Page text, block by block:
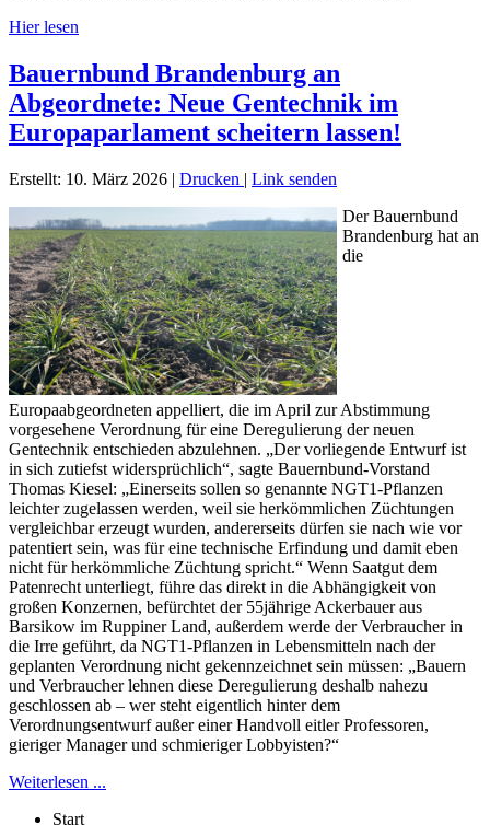
Hier lesen
Bauernbund Brandenburg an
Abgeordnete: Neue Gentechnik im
Europaparlament scheitern lassen!
Erstellt: 10. März 2026 | Drucken | Link senden
Der Bauernbund
Brandenburg hat an
die
Europaabgeordneten appelliert, die im April zur Abstimmung
vorgesehene Verordnung für eine Deregulierung der neuen
Gentechnik entschieden abzulehnen. „Der vorliegende Entwurf ist
in sich zutiefst widersprüchlich“, sagte Bauernbund-Vorstand
Thomas Kiesel: „Einerseits sollen so genannte NGT1-Pflanzen
leichter zugelassen werden, weil sie herkömmlichen Züchtungen
vergleichbar erzeugt wurden, andererseits dürfen sie nach wie vor
patentiert sein, was für eine technische Erfindung und damit eben
nicht für herkömmliche Züchtung spricht.“ Wenn Saatgut dem
Patenrecht unterliegt, führe das direkt in die Abhängigkeit von
großen Konzernen, befürchtet der 55jährige Ackerbauer aus
Barsikow im Ruppiner Land, außerdem werde der Verbraucher in
die Irre geführt, da NGT1-Pflanzen in Lebensmitteln nach der
geplanten Verordnung nicht gekennzeichnet sein müssen: „Bauern
und Verbraucher lehnen diese Deregulierung deshalb nahezu
geschlossen ab – wer steht eigentlich hinter dem
Verordnungsentwurf außer einer Handvoll eitler Professoren,
gieriger Manager und schmieriger Lobbyisten?“
Weiterlesen ...
Start